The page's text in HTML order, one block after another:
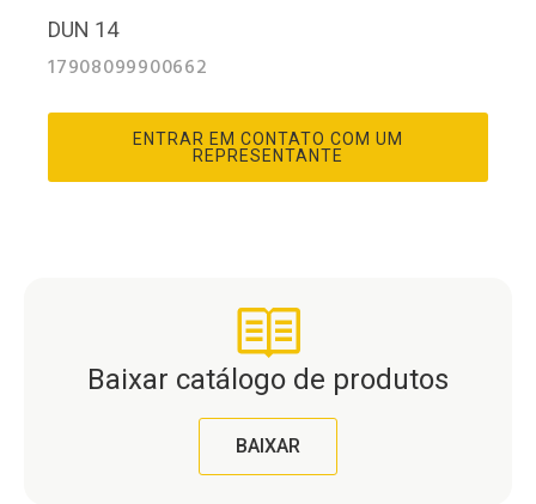
DUN 14
17908099900662
ENTRAR EM CONTATO COM UM
REPRESENTANTE
Baixar catálogo de produtos
BAIXAR